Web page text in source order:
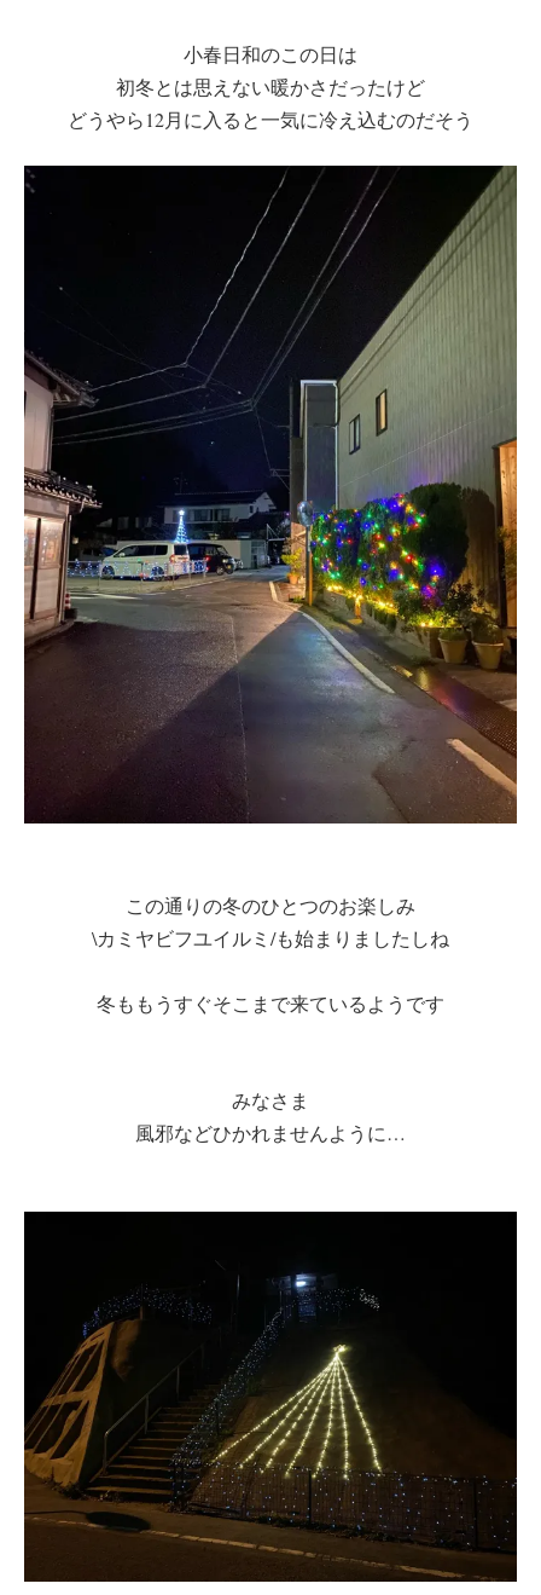
小春日和のこの日は
初冬とは思えない暖かさだったけど
どうやら12月に入ると一気に冷え込むのだそう
この通りの冬のひとつのお楽しみ
\カミヤビフユイルミ/も始まりましたしね
冬ももうすぐそこまで来ているようです
みなさま
風邪などひかれませんように…